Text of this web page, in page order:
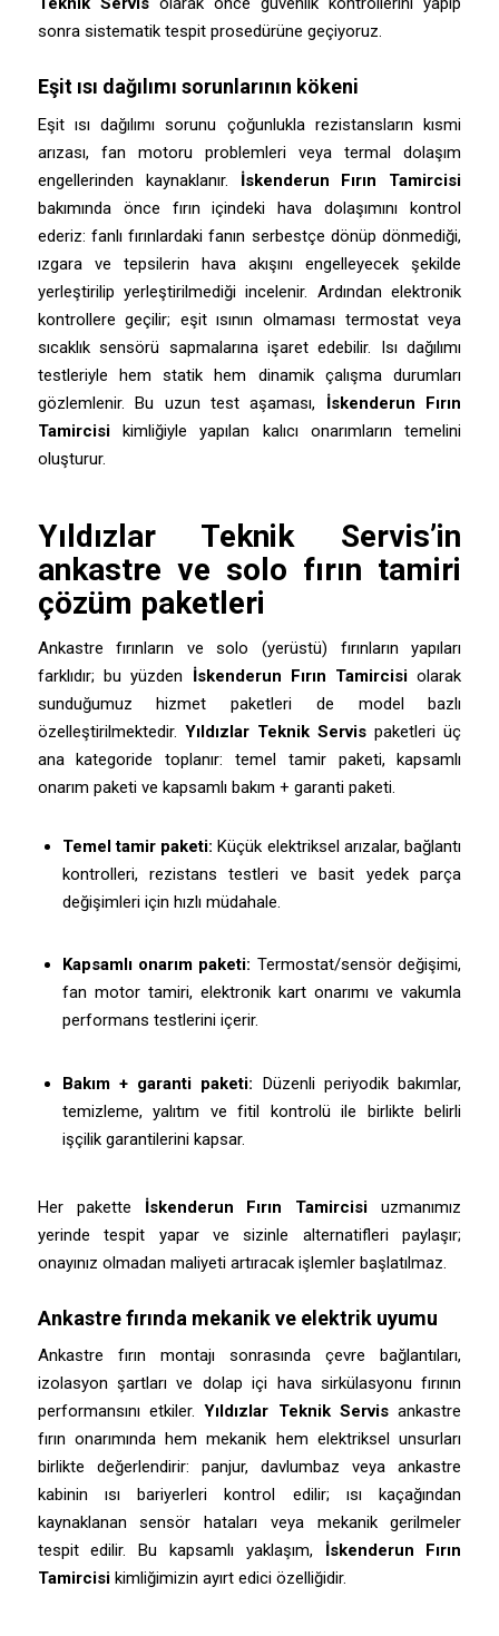
sonra sistematik tespit prosedürüne geçiyoruz.
Eşit ısı dağılımı sorunlarının kökeni
Eşit ısı dağılımı sorunu çoğunlukla rezistansların kısmi
arızası, fan motoru problemleri veya termal dolaşım
engellerinden kaynaklanır. İskenderun Fırın Tamircisi
bakımında önce fırın içindeki hava dolaşımını kontrol
ederiz: fanlı fırınlardaki fanın serbestçe dönüp dönmediği,
ızgara ve tepsilerin hava akışını engelleyecek şekilde
yerleştirilip yerleştirilmediği incelenir. Ardından elektronik
kontrollere geçilir; eşit ısının olmaması termostat veya
sıcaklık sensörü sapmalarına işaret edebilir. Isı dağılımı
testleriyle hem statik hem dinamik çalışma durumları
gözlemlenir. Bu uzun test aşaması, İskenderun Fırın
Tamircisikimliğiyle yapılan kalıcı onarımların temelini
oluşturur.
Yıldızlar Teknik Servis’in
ankastre ve solo fırın tamiri
çözüm paketleri
Ankastre fırınların ve solo (yerüstü) fırınların yapıları
farklıdır; bu yüzden İskenderun Fırın Tamircisi olarak
sunduğumuz hizmet paketleri de model bazlı
özelleştirilmektedir. Yıldızlar Teknik Servis paketleri üç
ana kategoride toplanır: temel tamir paketi, kapsamlı
onarım paketi ve kapsamlı bakım + garanti paketi.
Temel tamir paketi: Küçük elektriksel arızalar, bağlantı
kontrolleri, rezistans testleri ve basit yedek parça
değişimleri için hızlı müdahale.
Kapsamlı onarım paketi: Termostat/sensör değişimi,
fan motor tamiri, elektronik kart onarımı ve vakumla
performans testlerini içerir.
Bakım + garanti paketi: Düzenli periyodik bakımlar,
temizleme, yalıtım ve fitil kontrolü ile birlikte belirli
işçilik garantilerini kapsar.
Her pakette İskenderun Fırın Tamircisi uzmanımız
yerinde tespit yapar ve sizinle alternatifleri paylaşır;
onayınız olmadan maliyeti artıracak işlemler başlatılmaz.
Ankastre fırında mekanik ve elektrik uyumu
Ankastre fırın montajı sonrasında çevre bağlantıları,
izolasyon şartları ve dolap içi hava sirkülasyonu fırının
performansını etkiler.Yıldızlar Teknik Servis ankastre
fırın onarımında hem mekanik hem elektriksel unsurları
birlikte değerlendirir: panjur, davlumbaz veya ankastre
kabinin ısı bariyerleri kontrol edilir; ısı kaçağından
kaynaklanan sensör hataları veya mekanik gerilmeler
tespit edilir. Bu kapsamlı yaklaşım, İskenderun Fırın
Tamircisikimliğimizin ayırt edici özelliğidir.